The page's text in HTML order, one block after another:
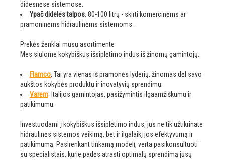
didesnėse sistemose.
Ypač didelės talpos: 80-100 litrų - skirti komercinėms ar
pramoninėms hidraulinėms sistemoms.
Prekės ženklai mūsų asortimente
Mes siūlome kokybiškus išsiplėtimo indus iš žinomų gamintojų:
Flamco: Tai yra vienas iš pramonės lyderių, žinomas dėl savo
aukštos kokybės produktų ir inovatyvių sprendimų.
Varem: Italijos gamintojas, pasižymintis ilgaamžiškumu ir
patikimumu.
Investuodami į kokybiškus išsiplėtimo indus, jūs ne tik užtikrinate
hidraulinės sistemos veikimą, bet ir ilgalaikį jos efektyvumą ir
patikimumą. Pasirenkant tinkamą modelį, verta pasikonsultuoti
su specialistais, kurie padės atrasti optimalų sprendimą jūsų